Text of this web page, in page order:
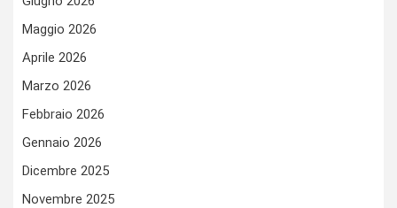
Maggio 2026
Aprile 2026
Marzo 2026
Febbraio 2026
Gennaio 2026
Dicembre 2025
Novembre 2025